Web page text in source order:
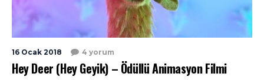
16 Ocak 2018 4 yorum
Hey Deer (Hey Geyik) – Ödüllü Animasyon Filmi